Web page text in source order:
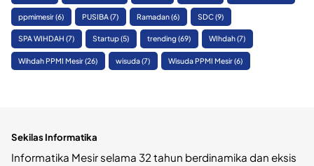
ppmimesir(6) PUSIBA(7) Ramadan(6) SDC(9)
SPA WIHDAH (7) Startup(5) trending (69) WIhdah(7)
Wihdah PPMI Mesir(26) wisuda(7) Wisuda PPMI Mesir(6)
Sekilas Informatika
Informatika Mesir selama 32 tahun berdinamika dan eksis